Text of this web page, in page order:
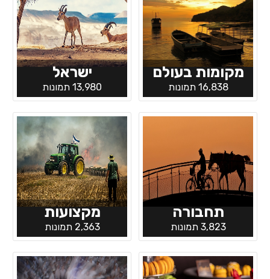
מקומות בעולם
16,838 תמונות
ישראל
13,980 תמונות
תחבורה
3,823 תמונות
מקצועות
2,363 תמונות